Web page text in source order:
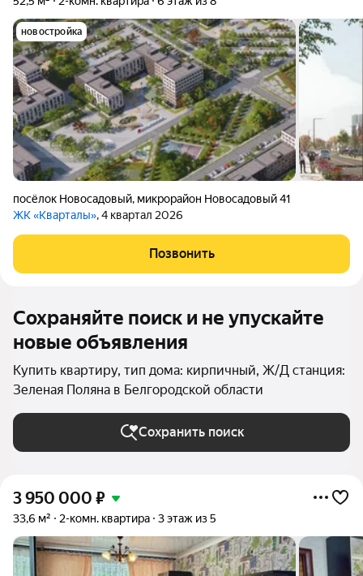
новостройка
посёлок Новосадовый, микрорайон Новосадовый 41
ЖК «Кварталы», 4 квартал 2026
Позвонить
Сохраняйте поиск и не упускайте
новые объявления
Купить квартиру, тип дома: кирпичный, Ж/Д станция:
Зеленая Поляна в Белгородской области
Сохранить поиск
3 950 000 ₽
33,6 м² 2-комн. квартира 3 этаж из 5